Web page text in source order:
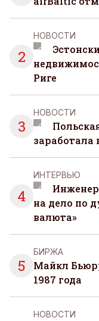
2
НОВОСТИ
Риге
3
НОВОСТИ
4
ИНТЕРВЬЮ
на дело по
валюта»
5
БИРЖА
Майкл
1987 года
НОВОСТИ